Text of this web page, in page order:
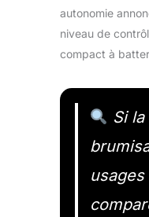
autonomie
niveau de
compact à
Si